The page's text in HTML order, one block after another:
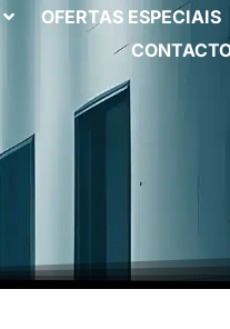
OFERTAS ESPECIAIS